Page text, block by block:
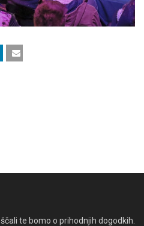
te bomo o prihodnjih dogodkih.